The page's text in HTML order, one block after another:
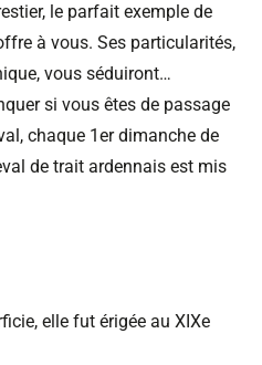
le parfait exemple de
à vous. Ses particularités,
vous séduiront…
si vous êtes de passage
chaque 1er dimanche de
de trait ardennais est mis
elle fut érigée au XIXe